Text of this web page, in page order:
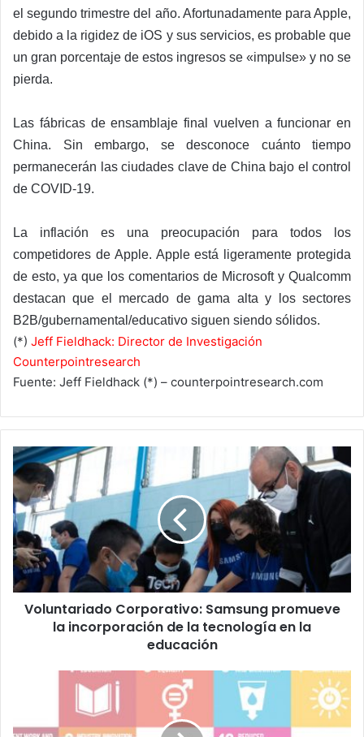
el segundo trimestre del año. Afortunadamente para Apple,
debido a la rigidez de iOS y sus servicios, es probable que
un gran porcentaje de estos ingresos se «impulse» y no se
pierda.
Las fábricas de ensamblaje final vuelven a funcionar en
China. Sin embargo, se desconoce cuánto tiempo
permanecerán las ciudades clave de China bajo el control
de COVID-19.
La inflación es una preocupación para todos los
competidores de Apple. Apple está ligeramente protegida
de esto, ya que los comentarios de Microsoft y Qualcomm
destacan que el mercado de gama alta y los sectores
B2B/gubernamental/educativo siguen siendo sólidos.
(*) Jeff Fieldhack: Director de Investigación
Counterpointresearch
Fuente: Jeff Fieldhack (*) – counterpointresearch.com
Voluntariado
Corporativo:
Samsung
promueve
la
incorporación
de
la
tecnología
enVoluntariado Corporativo: Samsung promueve
la incorporación de la tecnología en la
educación
puede